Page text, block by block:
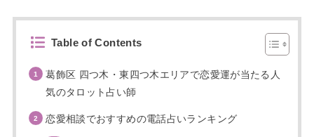
Table of Contents
葛飾区 四つ木・東四つ木エリアで恋愛運が当たる人
気のタロット占い師
恋愛相談でおすすめの電話占いランキング